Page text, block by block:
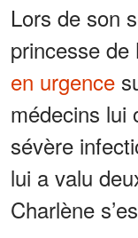
Lors de son
princesse
en urgence
médecins lui
sévère
lui a valu
Charlène